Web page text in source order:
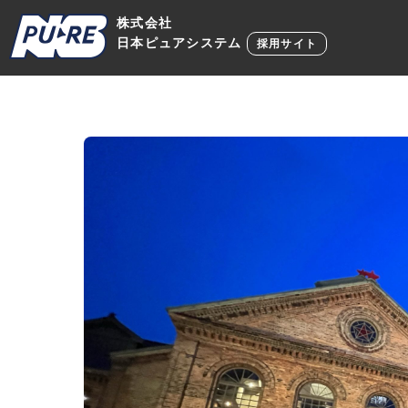
Skip
content
株式会社
日本ピュアシステム
採用サイト